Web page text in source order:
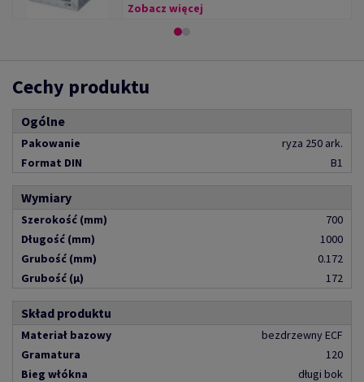
Zobacz więcej
Cechy produktu
Ogólne
Pakowanie
ryza 250 ark.
Format DIN
B1
Wymiary
Szerokość (mm)
700
Długość (mm)
1000
Grubość (mm)
0.172
Grubość (µ)
172
Skład produktu
Materiał bazowy
bezdrzewny ECF
Gramatura
120
Bieg włókna
długi bok